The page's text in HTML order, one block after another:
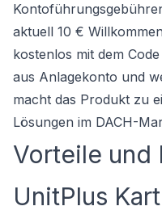
aktuell 10 €
kostenlos mit dem
aus Anlagekonto und
macht das Produkt zu
Lösungen im DACH-
Vorteile und
UnitPlus